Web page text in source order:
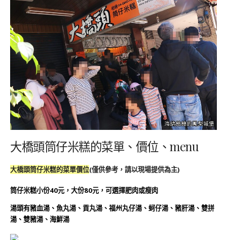
大橋頭筒仔米糕的菜單、價位、menu
大橋頭筒仔米糕的菜單價位(僅供參考，請以現場提供為主)
筒仔米糕小份40元，大份80元，可選擇肥肉或瘦肉
湯頭有豬血湯、魚丸湯、貢丸湯、福州丸仔湯、蚵仔湯、豬肝湯、雙拼
湯、雙豬湯、海鮮湯